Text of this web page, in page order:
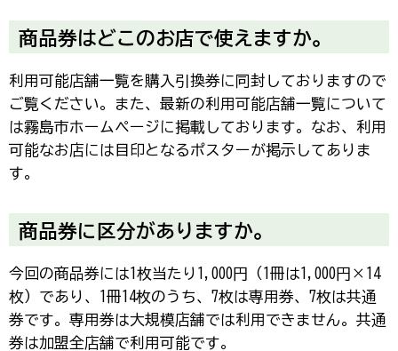
商品券はどこのお店で使えますか。
利用可能店舗一覧を購入引換券に同封しておりますので
ご覧ください。また、最新の利用可能店舗一覧について
は霧島市ホームページに掲載しております。なお、利用
可能なお店には目印となるポスターが掲示してありま
す。
商品券に区分がありますか。
今回の商品券には1枚当たり1,000円（1冊は1,000円×14
枚）であり、1冊14枚のうち、7枚は専用券、7枚は共通
券です。専用券は大規模店舗では利用できません。共通
券は加盟全店舗で利用可能です。